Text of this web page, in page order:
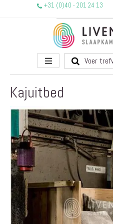
+31 (0)40 - 201 24 13
Toggle
Nav
Kajuitbed
Ga
einde
van
de
afbeeldingen-
gallerij